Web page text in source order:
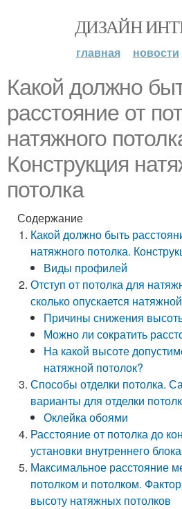
ДИЗАЙН
главная новости
Какой должно
расстояние от
натяжного
Конструкция
потолка
Содержание
Какой должно быть
натяжного потолка.
Виды профилей
Отступ от потолка для
сколько опускается
Причины снижения
Можно ли сократить
На какой высоте
натяжной потолок?
Способы отделки потолка.
варианты для отделки
Оклейка обоями
Расстояние от потолка до
установки внутреннего блока
Максимальное расстояние
потолком и потолком.
высоту натяжных потолков